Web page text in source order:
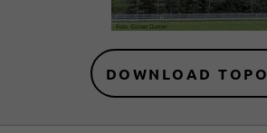
DOWNLOAD TOPO